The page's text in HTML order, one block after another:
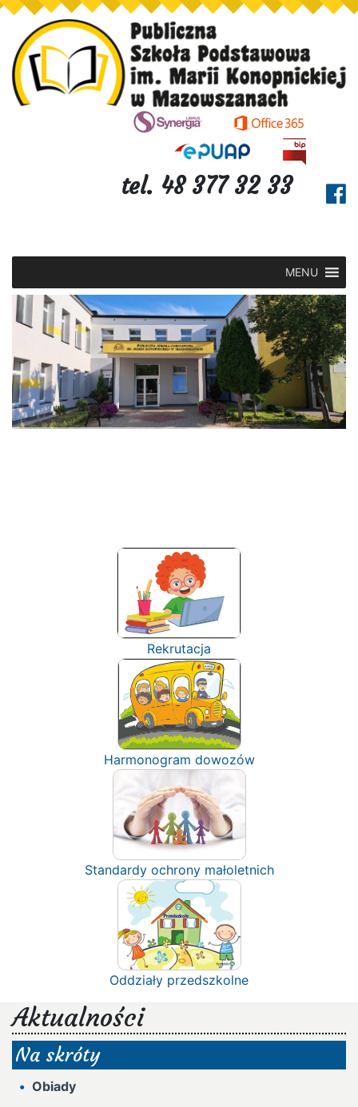
tel. 48 377 32 33
MENU
Rekrutacja
Harmonogram dowozów
Standardy ochrony małoletnich
Oddziały przedszkolne
Aktualności
Na skróty
Obiady